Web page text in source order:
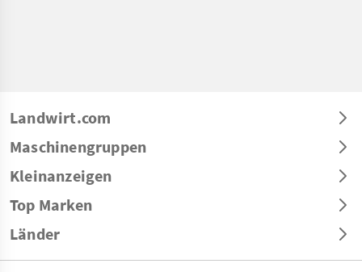
Landwirt.com
Maschinengruppen
Kleinanzeigen
Top Marken
Länder